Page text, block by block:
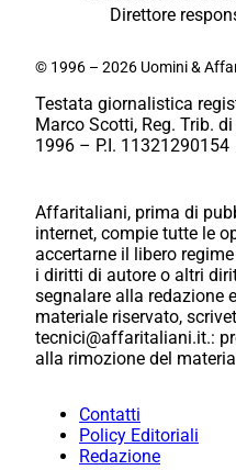
Direttore
© 1996 – 2026 Uomini &
Testata giornalistica
Marco Scotti, Reg. Trib.
1996 – P.I. 11321290154
Affaritaliani, prima di
internet, compie tutte le
accertarne il libero
i diritti di autore o altri
segnalare alla redazione
materiale riservato,
tecnici@affaritaliani.it.:
alla rimozione del
Contatti
Policy Editoriali
Redazione